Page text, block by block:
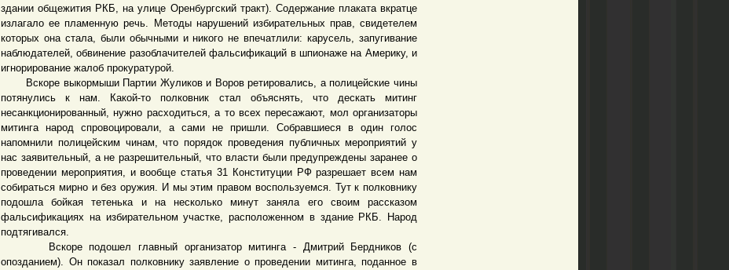
здании общежития РКБ, на улице Оренбургский тракт). Содержание плаката вкратце
излагало ее пламенную речь. Методы нарушений избирательных прав, свидетелем
которых она стала, были обычными и никого не впечатлили: карусель, запугивание
наблюдателей, обвинение разоблачителей фальсификаций в шпионаже на Америку, и
игнорирование жалоб прокуратурой.
Вскоре выкормыши Партии Жуликов и Воров ретировались, а полицейские чины
потянулись к нам. Какой-то полковник стал объяснять, что дескать митинг
несанкционированный, нужно расходиться, а то всех пересажают, мол организаторы
митинга народ спровоцировали, а сами не пришли. Собравшиеся в один голос
напомнили полицейским чинам, что порядок проведения публичных мероприятий у
нас заявительный, а не разрешительный, что власти были предупреждены заранее о
проведении мероприятия, и вообще статья 31 Конституции РФ разрешает всем нам
собираться мирно и без оружия. И мы этим правом воспользуемся. Тут к полковнику
подошла бойкая тетенька и на несколько минут заняла его своим рассказом
фальсификациях на избирательном участке, расположенном в здание РКБ. Народ
подтягивался.
Вскоре подошел главный организатор митинга - Дмитрий Бердников (с
опозданием). Он показал полковнику заявление о проведении митинга, поданное в